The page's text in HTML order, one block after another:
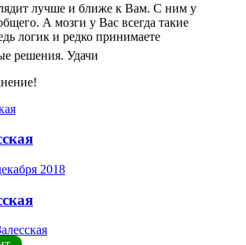
лучше и ближе к Вам. С ним у
А мозги у Вас всегда такие
логик и редко принимаете
решения. Удачи
2018